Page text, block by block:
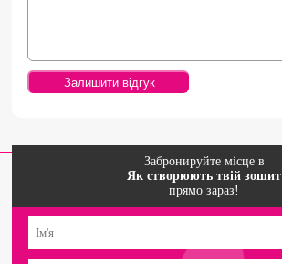
Забронируйте місце в
Як створюють твій зошит
прямо зараз!